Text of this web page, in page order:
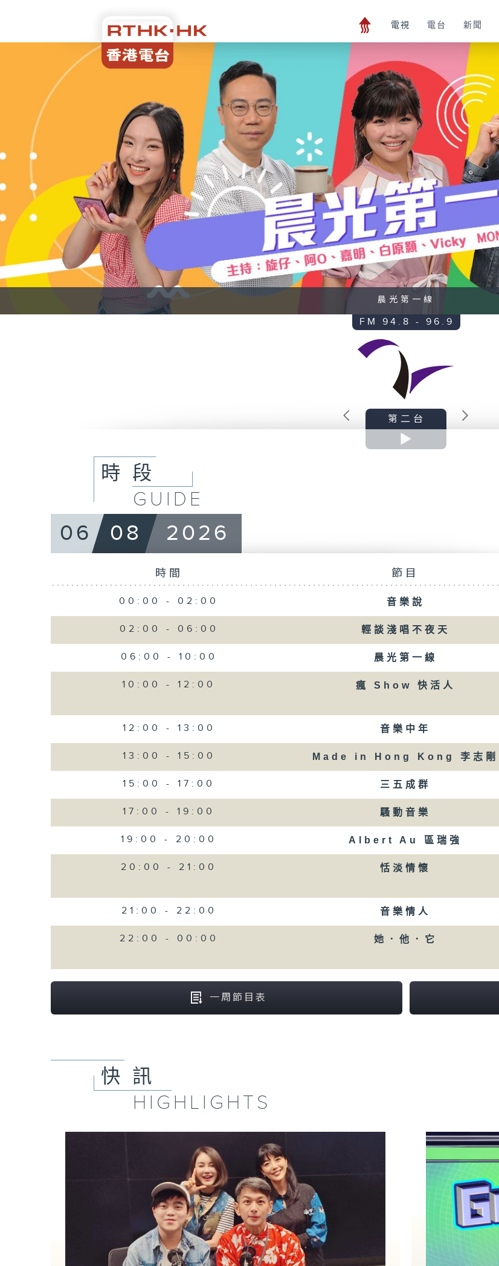
電視 電台 新聞
FM 94.8 - 96.9
第二台
時段
GUIDE
06 08 2026
時間 節目
00:00 - 02:00 音樂說
02:00 - 06:00 輕談淺唱不夜天
06:00 - 10:00 晨光第一線
10:00 - 12:00 瘋 Show 快活人
12:00 - 13:00 音樂中年
13:00 - 15:00 Made in Hong Kong 李志剛
15:00 - 17:00 三五成群
17:00 - 19:00 騷動音樂
19:00 - 20:00 Albert Au 區瑞強
20:00 - 21:00 恬淡情懷
21:00 - 22:00 音樂情人
22:00 - 00:00 她．他．它
一周節目表
快訊
HIGHLIGHTS